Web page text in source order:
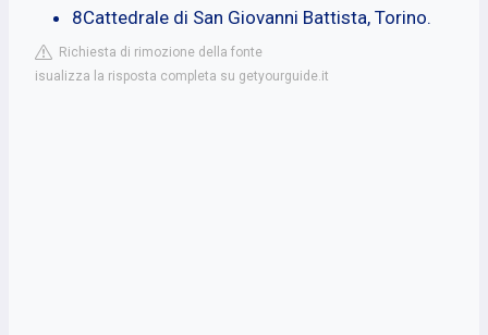
8Cattedrale di San Giovanni Battista, Torino.
Richiesta di rimozione della fonte
isualizza la risposta completa su getyourguide.it